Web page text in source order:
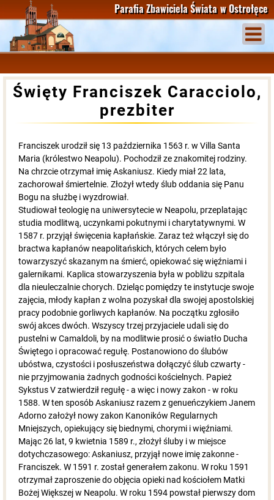
Parafia Zbawiciela Świata w Ostrołęce
Święty Franciszek Caracciolo,
prezbiter
Franciszek urodził się 13 października 1563 r. w Villa Santa
Maria (królestwo Neapolu). Pochodził ze znakomitej rodziny.
Na chrzcie otrzymał imię Askaniusz. Kiedy miał 22 lata,
zachorował śmiertelnie. Złożył wtedy ślub oddania się Panu
Bogu na służbę i wyzdrowiał.
Studiował teologię na uniwersytecie w Neapolu, przeplatając
studia modlitwą, uczynkami pokutnymi i charytatywnymi. W
1587 r. przyjął święcenia kapłańskie. Zaraz też włączył się do
bractwa kapłanów neapolitańskich, których celem było
towarzyszyć skazanym na śmierć, opiekować się więźniami i
galernikami. Kaplica stowarzyszenia była w pobliżu szpitala
dla nieuleczalnie chorych. Dzieląc pomiędzy te instytucje swoje
zajęcia, młody kapłan z wolna pozyskał dla swojej apostolskiej
pracy podobnie gorliwych kapłanów. Na początku zgłosiło
swój akces dwóch. Wszyscy trzej przyjaciele udali się do
pustelni w Camaldoli, by na modlitwie prosić o światło Ducha
Świętego i opracować regułę. Postanowiono do ślubów
ubóstwa, czystości i posłuszeństwa dołączyć ślub czwarty -
nie przyjmowania żadnych godności kościelnych. Papież
Sykstus V zatwierdził regułę - a więc i nowy zakon - w roku
1588. W ten sposób Askaniusz razem z genueńczykiem Janem
Adorno założył nowy zakon Kanoników Regularnych
Mniejszych, opiekujący się biednymi, chorymi i więźniami.
Mając 26 lat, 9 kwietnia 1589 r., złożył śluby i w miejsce
dotychczasowego: Askaniusz, przyjął nowe imię zakonne -
Franciszek. W 1591 r. został generałem zakonu. W roku 1591
otrzymał zaproszenie do objęcia opieki nad kościołem Matki
Bożej Większej w Neapolu. W roku 1594 powstał pierwszy dom